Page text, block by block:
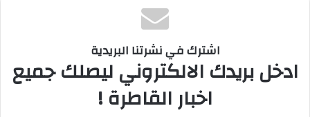
اشترك في نشرتنا البريدية
ادخل بريدك الالكتروني ليصلك جميع
اخبار القاطرة !